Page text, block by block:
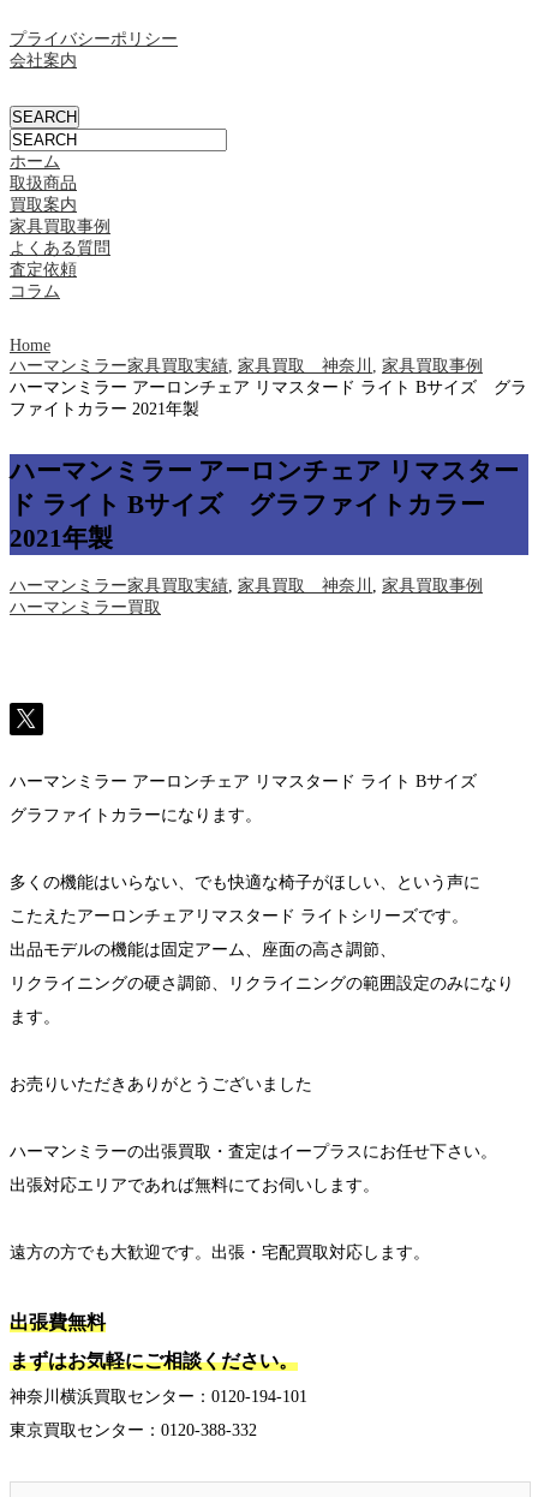
プライバシーポリシー
会社案内
ホーム
取扱商品
買取案内
家具買取事例
よくある質問
査定依頼
コラム
Home
ハーマンミラー家具買取実績, 家具買取 神奈川 , 家具買取事例
ハーマンミラー アーロンチェア リマスタード ライト Bサイズ グラ
ファイトカラー 2021年製
ハーマンミラー アーロンチェア リマスター
ド ライト Bサイズ グラファイトカラー
2021年製
ハーマンミラー家具買取実績, 家具買取 神奈川 , 家具買取事例
ハーマンミラー買取
ハーマンミラー アーロンチェア リマスタード ライト Bサイズ
グラファイトカラーになります。
多くの機能はいらない、でも快適な椅子がほしい、という声に
こたえたアーロンチェアリマスタード ライトシリーズです。
出品モデルの機能は固定アーム、座面の高さ調節、
リクライニングの硬さ調節、リクライニングの範囲設定のみになり
ます。
お売りいただきありがとうございました
ハーマンミラーの出張買取・査定はイープラスにお任せ下さい。
出張対応エリアであれば無料にてお伺いします。
遠方の方でも大歓迎です。出張・宅配買取対応します。
出張費無料
まずはお気軽にご相談ください。
神奈川横浜買取センター：0120-194-101
東京買取センター：0120-388-332